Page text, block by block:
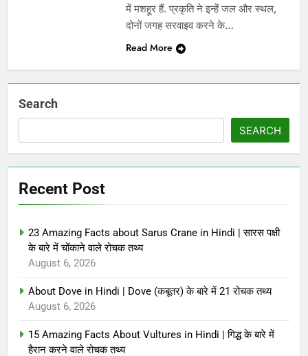
में मशहूर हैं. प्रकृति ने इन्हें जल और स्थल,
दोनों जगह सरवाइव करने के…
Read More
Search
SEARCH
Recent Post
23 Amazing Facts about Sarus Crane in Hindi | सारस पक्षी
के बारे में चोंकाने वाले रोचक तथ्य
August 6, 2026
About Dove in Hindi | Dove (कबूतर) के बारे में 21 रोचक तथ्य
August 6, 2026
15 Amazing Facts About Vultures in Hindi | गिद्ध के बारे में
हैरान करने वाले रोचक तथ्य